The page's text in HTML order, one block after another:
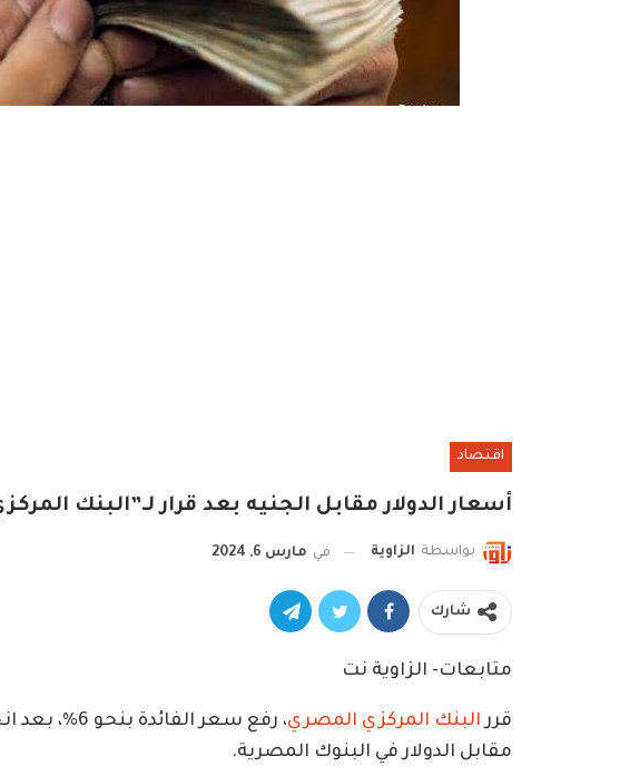
اقتصاد
أسعار الدولار مقابل الجنيه بعد قرار لـ”البنك
بواسطة الزاوية في مارس 6, 2024
شارك
متابعات- الزاوية نت
قررالبنك المركزي المصري، رفع سعر الفائدة بنحو 6%، بعد انخفاض حاد في قيمة
مقابل الدولار في البنوك المصرية.